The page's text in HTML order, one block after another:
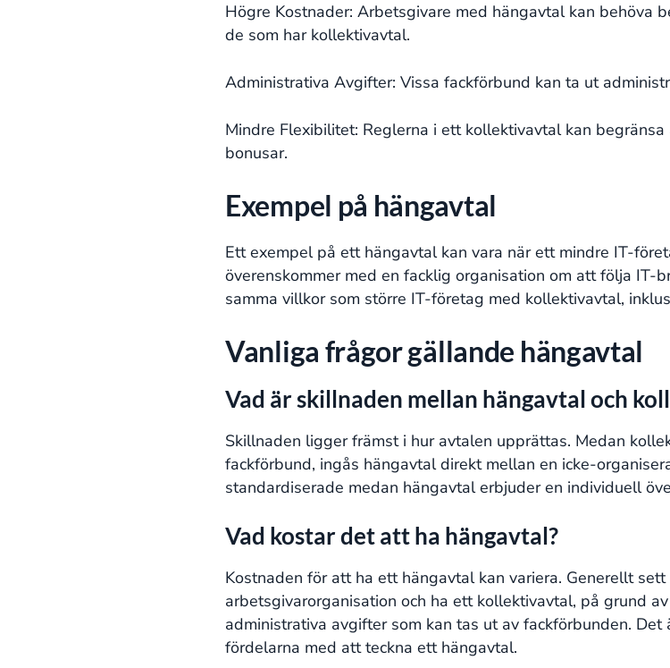
Högre Kostnader: Arbetsgivare med hängavtal kan
de som har kollektivavtal.
Administrativa Avgifter: Vissa fackförbund kan ta ut
Mindre Flexibilitet: Reglerna i ett kollektivavtal kan
bonusar.
Exempel på hängavtal
Ett exempel på ett hängavtal kan vara när ett mindre IT-
överenskommer med en facklig organisation om att följa
samma villkor som större IT-företag med kollektivavtal,
Vanliga frågor gällande hängavtal
Vad är skillnaden mellan hängavtal och
Skillnaden ligger främst i hur avtalen upprättas. Medan
fackförbund, ingås hängavtal direkt mellan en icke-
standardiserade medan hängavtal erbjuder en individuell
Vad kostar det att ha hängavtal?
Kostnaden för att ha ett hängavtal kan variera. Generellt
arbetsgivarorganisation och ha ett kollektivavtal, på grund
administrativa avgifter som kan tas ut av fackförbunden.
fördelarna med att teckna ett hängavtal.